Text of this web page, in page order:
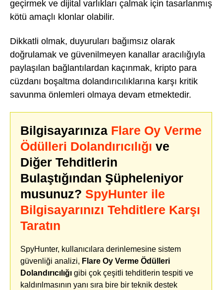
geçirmek ve dijital varlıkları çalmak için tasarlanmış
kötü amaçlı klonlar olabilir.
Dikkatli olmak, duyuruları bağımsız olarak
doğrulamak ve güvenilmeyen kanallar aracılığıyla
paylaşılan bağlantılardan kaçınmak, kripto para
cüzdanı boşaltma dolandırıcılıklarına karşı kritik
savunma önlemleri olmaya devam etmektedir.
Bilgisayarınıza Flare Oy Verme
Ödülleri Dolandırıcılığı ve
Diğer Tehditlerin
Bulaştığından Şüpheleniyor
musunuz? SpyHunter ile
Bilgisayarınızı Tehditlere Karşı
Taratın
SpyHunter, kullanıcılara derinlemesine sistem
güvenliği analizi, Flare Oy Verme Ödülleri
Dolandırıcılığı gibi çok çeşitli tehditlerin tespiti ve
kaldırılmasının yanı sıra bire bir teknik destek